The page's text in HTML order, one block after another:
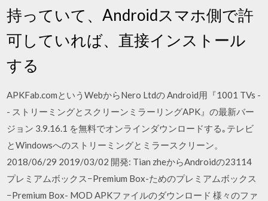
持っていて、Androidスマホ側で許
可していれば、直接インストール
する
APKFab.comというWebからNero Ltdの Android用『1001 TVs -
- ストリーミングとスクリーンミラーリングAPK』の最新バー
ジョン 3.9.16.1 を無料でオンラインダウンロードする｡テレビ
とWindowsへのストリーミングとミラースクリーン。
2018/06/29 2019/03/02 開発: Tian zheからAndroidの23114
プレミアムボックス−Premium Box-ためのプレミアムボックス
−Premium Box- MOD APKファイルのダウンロード 様々のファ